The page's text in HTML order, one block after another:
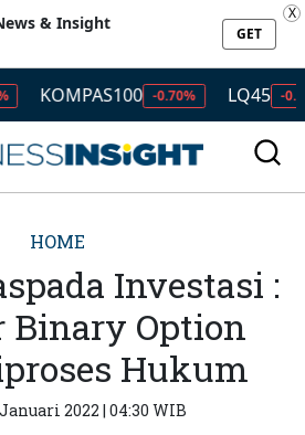
& Insight GET
X
-0.70% LQ45 -0.63%
HOME
Investasi :
Option
Hukum
2022 | 04:30 WIB